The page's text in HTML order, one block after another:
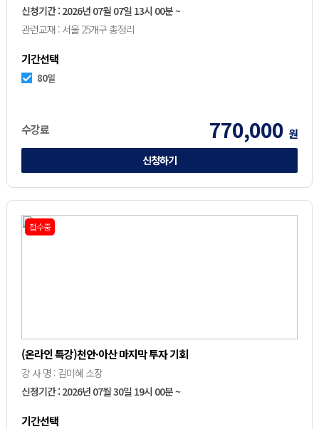
신청기간 : 2026년 07월 07일 13시 00분 ~
관련교재 : 서울 25개구 총정리
기간선택
80일
수강료 770,000 원
신청하기
접수중
(온라인 특강)천안·아산 마지막 투자 기회
강 사 명 : 김미혜 소장
신청기간 : 2026년 07월 30일 19시 00분 ~
기간선택